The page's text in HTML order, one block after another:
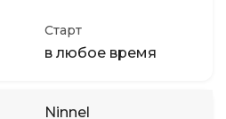
Старт
в любое время
Ninnel